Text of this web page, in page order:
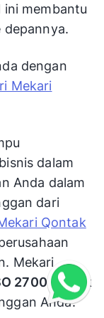
ini membantu
depannya.
dengan
Mekari
dalam
Anda dalam
dari
Qontak
Mekari
27001 untuk
Anda.